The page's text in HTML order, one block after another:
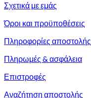
Σχετικά με εμάς
Όροι και προϋποθέσεις
Πληροφορίες αποστολής
Πληρωμές & ασφάλεια
Επιστροφές
Αναζήτηση αποστολής